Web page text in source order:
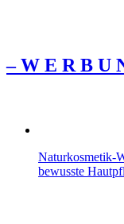
– W Ε R Β U
Naturkosmetik-
bewusste